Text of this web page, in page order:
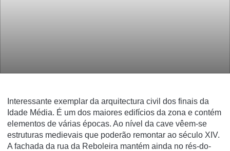
Interessante exemplar da arquitectura civil dos finais da
Idade Média. É um dos maiores edifícios da zona e contém
elementos de várias épocas. Ao nível da cave vêem-se
estruturas medievais que poderão remontar ao século XIV.
A fachada da rua da Reboleira mantém ainda no rés-do-